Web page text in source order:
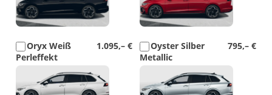
1.095,– €
Oryx Weiß
Perleffekt
795,– €
Oyster Silber
Metallic